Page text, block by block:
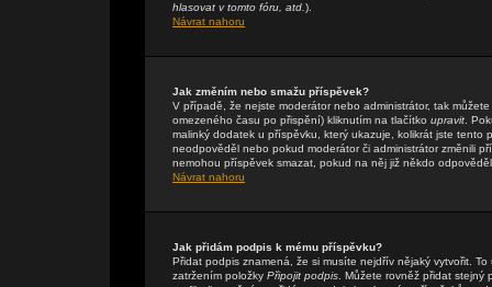
hlasovat v tomto fóru, atd. ).
Návrat nahoru
Jak změním nebo smažu příspěvek?
V případě, že nejste moderátor nebo administrátor, tak
omezeného času po přispění) kliknutím na tlačítko upravit .
malinký dodatek u příspěvku, který ukazuje, kolikrát jste
neodpověděl nebo pokud moderátor či administrátor změnili
nemohou příspěvek smazat, pokud na něj již někdo
Návrat nahoru
Jak přidám podpis k mému příspěvku?
Přidat podpis znamená, že si musíte nejdřív nějaký vytvořit.
zatržením položky Připojit podpis . Můžete rovněž přidat